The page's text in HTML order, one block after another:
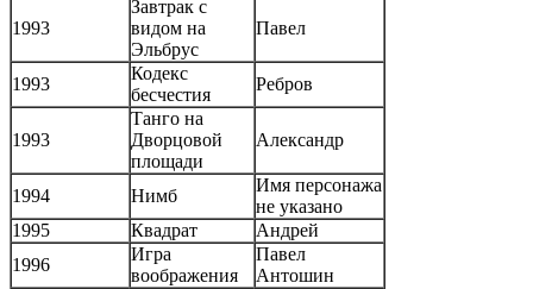
1993
Завтрак с
видом на
Эльбрус
Павел
1993
Кодекс
бесчестия
Ребров
1993
Танго на
Дворцовой
площади
Александр
1994 Нимб
Имя персонажа
не указано
1995
Квадрат
Андрей
1996
Игра
воображения
Павел
Антошин